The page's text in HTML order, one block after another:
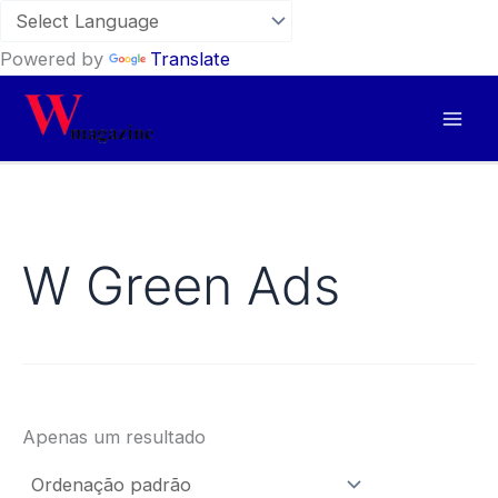
Powered by
Translate
Skip
content
W Green Ads
Apenas um resultado